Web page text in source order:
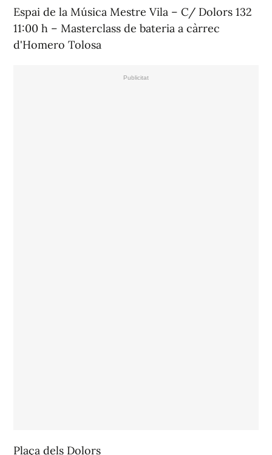
Espai de la Música Mestre Vila – C/ Dolors 132
11:00 h – Masterclass de bateria a càrrec
d'Homero Tolosa
Plaça dels Dolors